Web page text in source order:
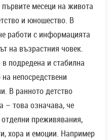
месеци на живота
и юношество. В
работи с информацията
на възрастния човек.
подредена и стабилна
непосредствени
В ранното детство
– това означава, че
преживявания,
хора и емоции. Например